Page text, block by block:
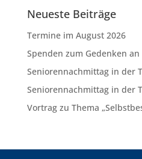
Neueste Beiträge
Termine im August 2026
Spenden zum Gedenken
Seniorennachmittag in der
Seniorennachmittag in der
Vortrag zu Thema